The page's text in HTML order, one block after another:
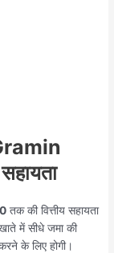
तक की वित्तीय सहायता
में सीधे जमा की
के लिए होगी।